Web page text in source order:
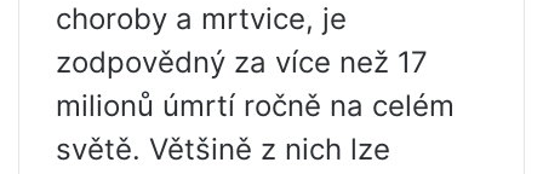
choroby a mrtvice, je
zodpovědný za více než 17
milionů úmrtí ročně na celém
světě. Většině z nich lze